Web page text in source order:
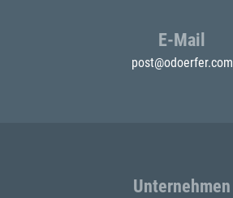
E-Mail
post@odoerfer.com
Unternehmen